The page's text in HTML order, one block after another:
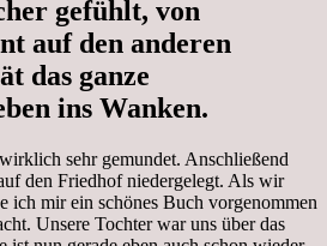
gefühlt, von
auf den anderen
das ganze
ins Wanken.
sehr gemundet. Anschließend
den Friedhof niedergelegt. Als wir
ich mir ein schönes Buch vorgenommen
Unsere Tochter war uns über das